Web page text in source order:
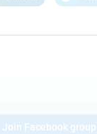
Join Facebook group